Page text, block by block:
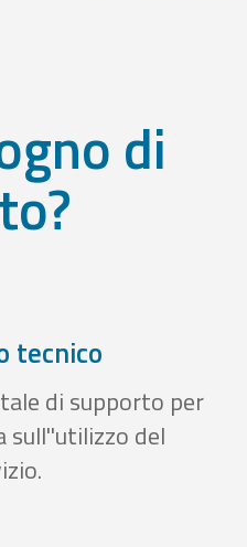
di
tecnico
di supporto per
sull''utilizzo del